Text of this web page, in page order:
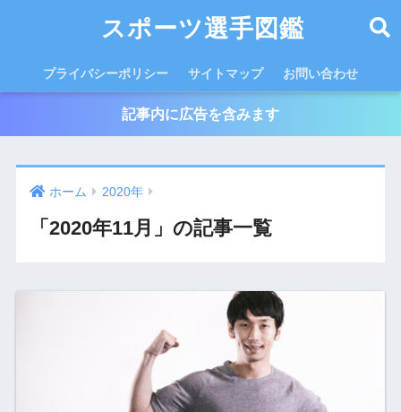
スポーツ選手図鑑
プライバシーポリシー サイトマップ お問い合わせ
記事内に広告を含みます
ホーム 2020年
「2020年11月」の記事一覧